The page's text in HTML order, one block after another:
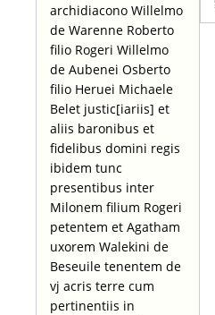
archidiacono Willelmo
de Warenne Roberto
filio Rogeri Willelmo
de Aubenei Osberto
filio Heruei Michaele
Belet justic[iariis] et
aliis baronibus et
fidelibus domini regis
ibidem tunc
presentibus inter
Milonem filium Rogeri
petentem et Agatham
uxorem Walekini de
Beseuile tenentem de
vj acris terre cum
pertinentiis in